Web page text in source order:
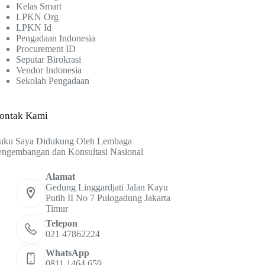
Kelas Smart
LPKN Org
LPKN Id
Pengadaan Indonesia
Procurement ID
Seputar Birokrasi
Vendor Indonesia
Sekolah Pengadaan
Kami
Saya Didukung Oleh Lembaga
dan Konsultasi Nasional
Alamat
Gedung Linggardjati Jalan Kayu
Putih II No 7 Pulogadung Jakarta
Timur
Telepon
021 47862224
WhatsApp